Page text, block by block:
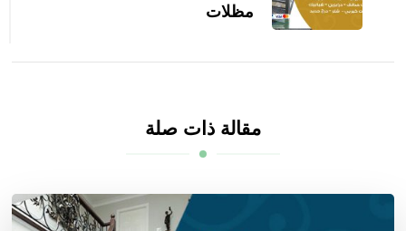
مظلات
مقالة ذات صلة